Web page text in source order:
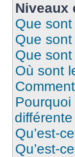
Niveaux
Que
Que
Que sont
Où sont
Qu’est-
Qu’est-